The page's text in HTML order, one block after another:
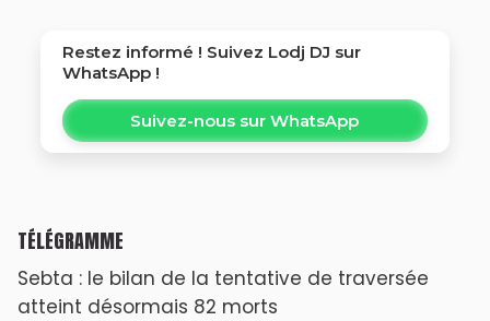
Restez informé ! Suivez Lodj DJ sur
WhatsApp !
Suivez-nous sur WhatsApp
TÉLÉGRAMME
Sebta : le bilan de la tentative de traversée
atteint désormais 82 morts